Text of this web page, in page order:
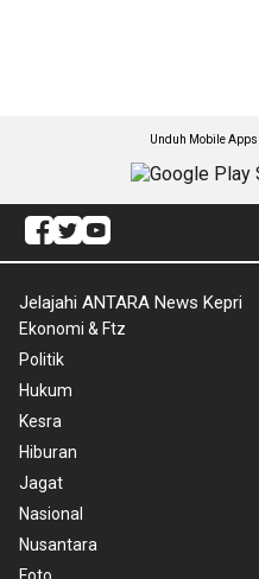
Unduh Mobile
Jelajahi ANTARA News Kepri
Ekonomi & Ftz
Politik
Hukum
Kesra
Hiburan
Jagat
Nasional
Nusantara